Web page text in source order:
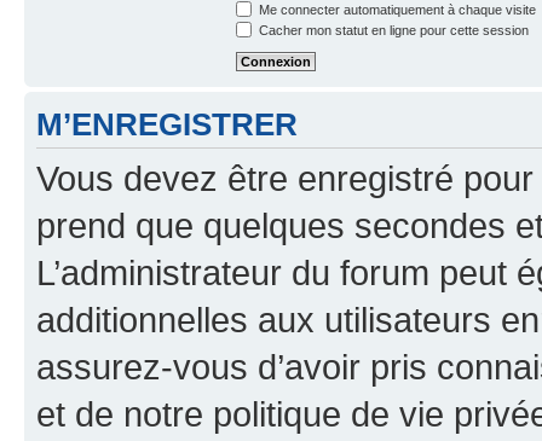
Me connecter automatiquement à chaque visite
Cacher mon statut en ligne pour cette session
M’ENREGISTRER
Vous devez être enregistré
prend que quelques secondes
L’administrateur du forum peut
additionnelles aux utilisateurs
assurez-vous d’avoir pris
et de notre politique de vie